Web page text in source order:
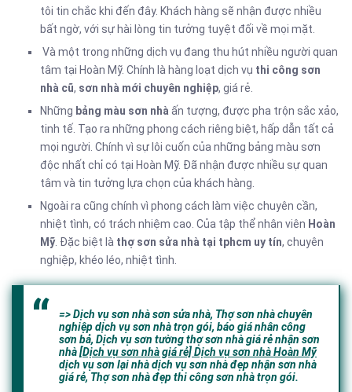
tôi tin chắc khi đến đây. Khách hàng sẽ nhận được nhiều
bất ngờ, với sự hài lòng tin tưởng tuyệt đối về mọi mặt.
Và một trong những dịch vụ đang thu hút nhiều người quan
tâm tại Hoàn Mỹ. Chính là hàng loạt dịch vụ thi công sơn
nhà cũ, sơn nhà mới chuyên nghiệp, giá rẻ.
Những bảng màu sơn nhà ấn tượng, được pha trộn sắc xảo,
tinh tế. Tạo ra những phong cách riêng biệt, hấp dẫn tất cả
mọi người. Chính vì sự lôi cuốn của những bảng màu sơn
độc nhất chỉ có tại Hoàn Mỹ. Đã nhận được nhiều sự quan
tâm và tin tưởng lựa chọn của khách hàng.
Ngoài ra cũng chính vì phong cách làm việc chuyên cần,
nhiệt tình, có trách nhiệm cao. Của tập thể nhân viên Hoàn
Mỹ. Đặc biệt là thợ sơn sửa nhà tại tphcm uy tín, chuyên
nghiệp, khéo léo, nhiệt tình.
=> Dịch vụ sơn nhà sơn sửa nhà, Thợ sơn nhà chuyên
nghiệp dịch vụ sơn nhà trọn gói, báo giá nhân công
sơn bả, Dịch vụ sơn tường thợ sơn nhà giá rẻ nhận sơn
nhà [Dịch vụ sơn nhà giá rẻ] Dịch vụ sơn nhà Hoàn Mỹ
dịch vụ sơn lại nhà dịch vụ sơn nhà đẹp nhận sơn nhà
giá rẻ, Thợ sơn nhà đẹp thi công sơn nhà trọn gói.